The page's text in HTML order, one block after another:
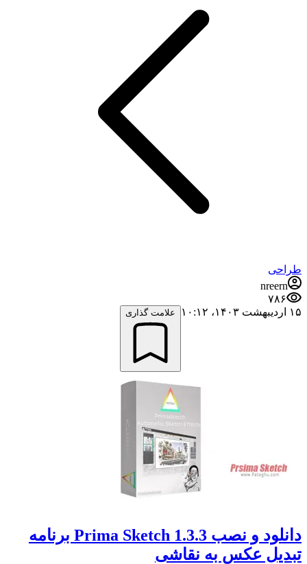
طراحی
nreern
۷۸۶
۱۵ اردیبهشت ۱۴۰۳،‏ ۱۰:۱۲
علامت گذاری
دانلود و نصب Prima Sketch 1.3.3 برنامه
تبدیل عکس به نقاشی